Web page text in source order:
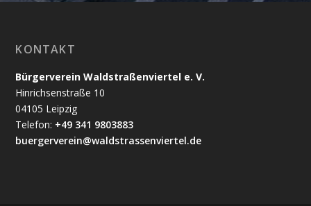
KONTAKT
Bürgerverein Waldstraßenviertel e. V.
Hinrichsenstraße 10
04105 Leipzig
Telefon: +49 341 9803883
buergerverein@waldstrassenviertel.de